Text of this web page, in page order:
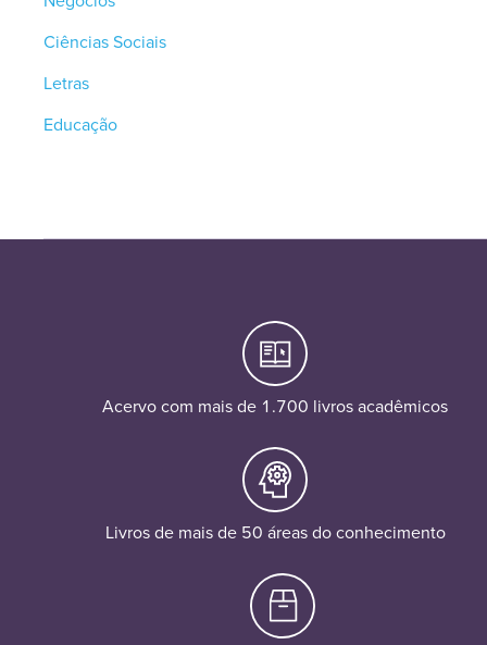
Ciências Sociais
Letras
Educação
Acervo com mais de 1.700 livros acadêmicos
Livros de mais de 50 áreas do conhecimento